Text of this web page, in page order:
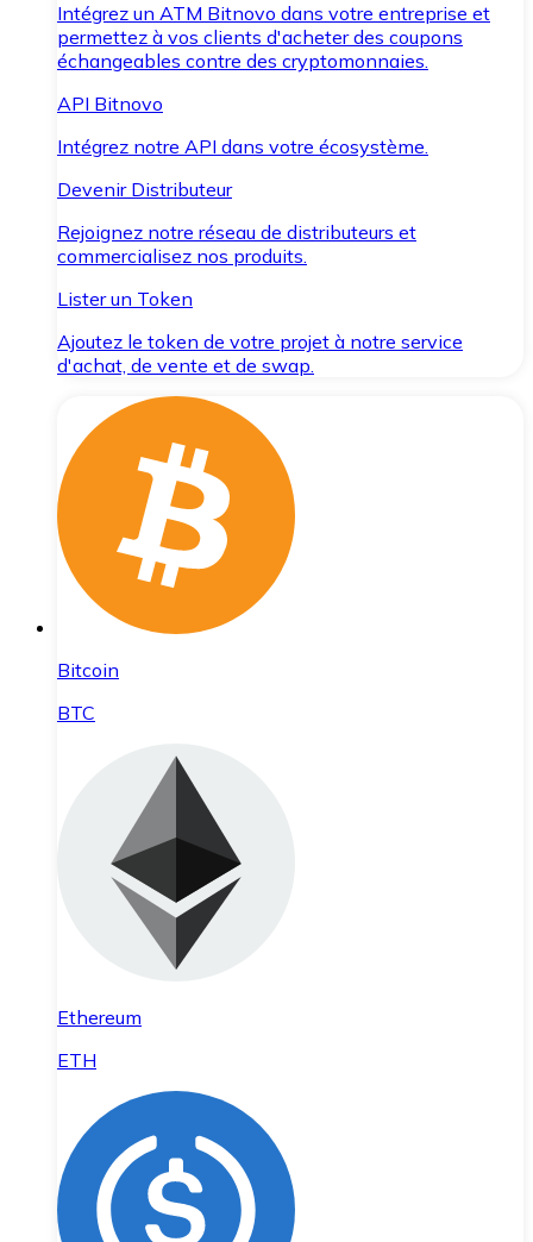
Intégrez un ATM Bitnovo dans votre entreprise et
permettez à vos clients d'acheter des coupons
échangeables contre des cryptomonnaies.
API Bitnovo
Intégrez notre API dans votre écosystème.
Devenir Distributeur
Rejoignez notre réseau de distributeurs et
commercialisez nos produits.
Lister un Token
Ajoutez le token de votre projet à notre service
d'achat, de vente et de swap.
Bitcoin
BTC
Ethereum
ETH